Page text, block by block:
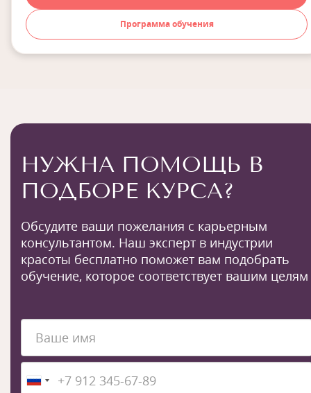
Программа обучения
НУЖНА ПОМОЩЬ В
ПОДБОРЕ КУРСА?
Обсудите ваши пожелания с карьерным
консультантом. Наш эксперт в индустрии
красоты бесплатно поможет вам подобрать
обучение, которое соответствует вашим целям